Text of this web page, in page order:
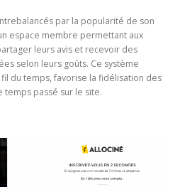
par la popularité de son
espace membre permettant aux
leurs avis et recevoir des
selon leurs goûts. Ce système
du temps, favorise la fidélisation des
temps passé sur le site.